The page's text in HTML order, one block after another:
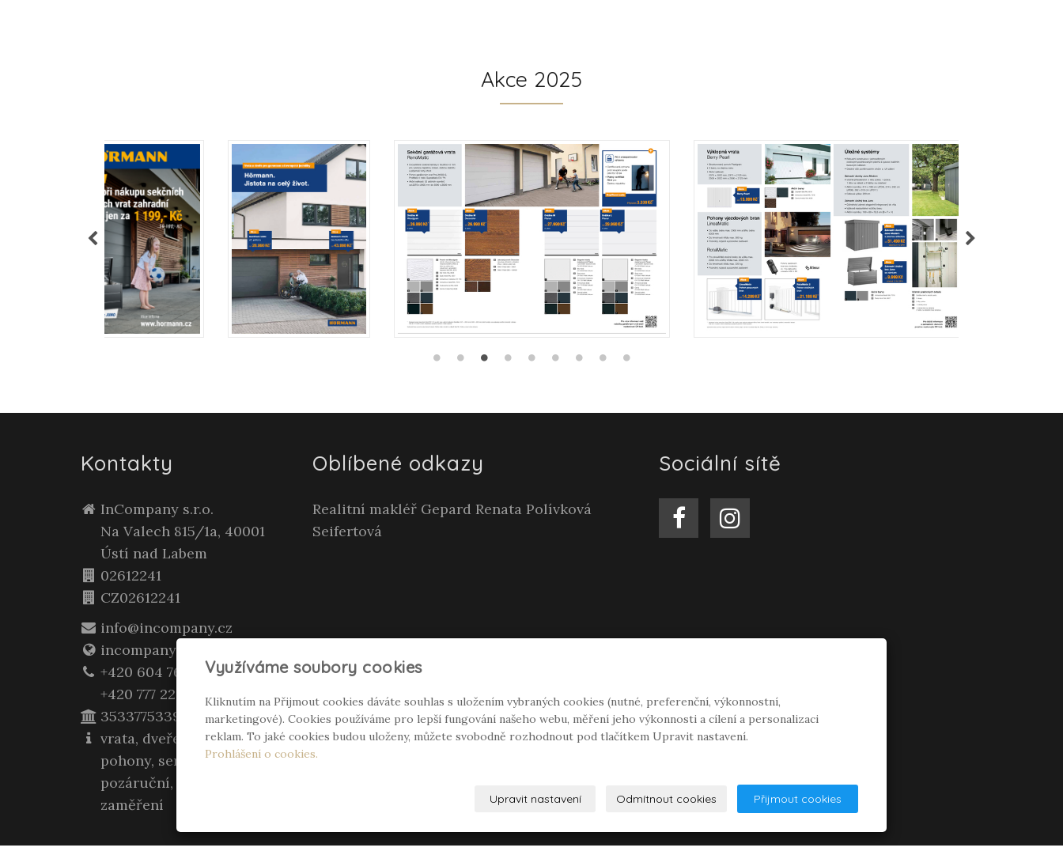
Akce 2025
Kontakty
InCompany s.r.o.
Na Valech 815/1a, 40001
Ústí nad Labem
02612241
CZ02612241
info@incompany.cz
incompany.cz
+420 604 762 400
+420 777 223 957
3533775339/0800
vrata, dveře, zárubně,
pohony, servis záruční i
pozáruční, montáž, opravy,
zaměření
Oblíbené odkazy
Realitní makléř Gepard Renata Polívková
Seifertová
Sociální sítě
Využíváme soubory cookies
Kliknutím na Přijmout cookies dáváte souhlas s uložením vybraných cookies (nutné, preferenční, výkonnostní,
marketingové). Cookies používáme pro lepší fungování našeho webu, měření jeho výkonnosti a cílení a personalizaci
reklam. To jaké cookies budou uloženy, můžete svobodně rozhodnout pod tlačítkem Upravit nastavení.
Prohlášení o cookies.
Upravit nastavení Odmítnout cookies Přijmout cookies